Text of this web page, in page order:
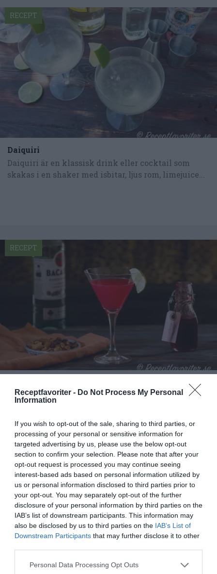
Receptfavoriter - Do Not Process My Personal
Information
If you wish to opt-out of the sale, sharing to third parties, or
processing of your personal or sensitive information for
targeted advertising by us, please use the below opt-out
section to confirm your selection. Please note that after your
opt-out request is processed you may continue seeing
interest-based ads based on personal information utilized by
us or personal information disclosed to third parties prior to
your opt-out. You may separately opt-out of the further
disclosure of your personal information by third parties on the
IAB’s list of downstream participants. This information may
also be disclosed by us to third parties on the IAB’s List of
Downstream Participants that may further disclose it to other
Personal Data Processing Opt Outs
Daiquiri
Daiquiri är en klassisk drink eller cocktail som
skakas i en shaker med isbitar, ljus rom, limejuice...
RECEPT
Bjud på en vackert röd hallondaiquiri med lime, rom
RECEPT
RECEPT